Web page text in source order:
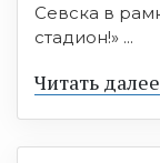
Севска в
стадион!» ...
Читать далее